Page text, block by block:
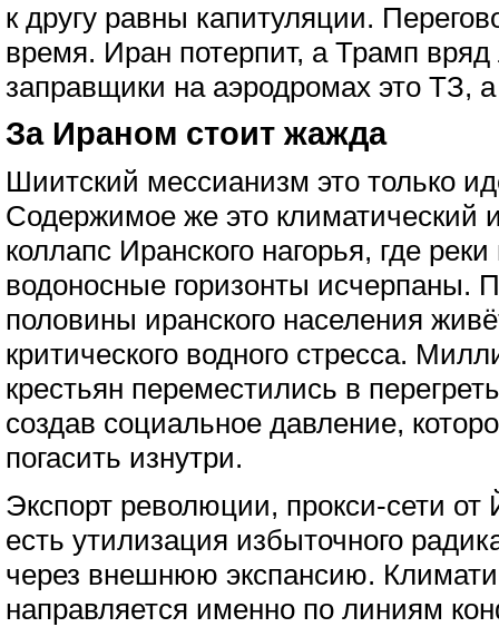
к другу равны капитуляции.
время. Иран потерпит, а Трамп
заправщики на аэродромах это ТЗ, а
За Ираном стоит жажда
Шиитский мессианизм это только
Содержимое же это климатический
коллапс Иранского нагорья, где
водоносные горизонты исчерпаны.
половины иранского населения
критического водного стресса.
крестьян переместились в
создав социальное давление,
погасить изнутри.
Экспорт революции, прокси-сети
есть утилизация избыточного
через внешнюю экспансию.
направляется именно по линиям